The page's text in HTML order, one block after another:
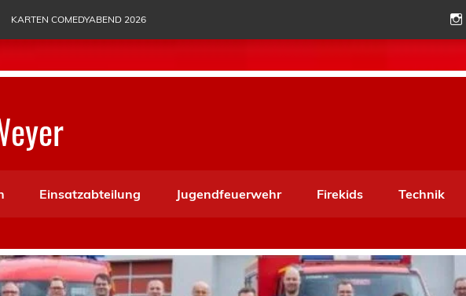
KARTEN COMEDYABEND 2026
Einsatzabteilung Jugendfeuerwehr Firekids Technik